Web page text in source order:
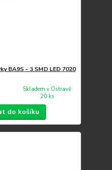
BA9S - 3 SMD LED 7020
Skladem v Ostravě
20 ks
do košíku